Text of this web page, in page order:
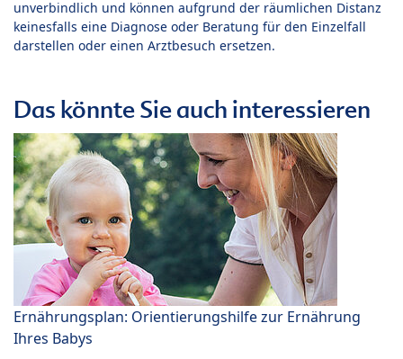
unverbindlich und können aufgrund der räumlichen Distanz
keinesfalls eine Diagnose oder Beratung für den Einzelfall
darstellen oder einen Arztbesuch ersetzen.
Das könnte Sie auch interessieren
Ernährungsplan: Orientierungshilfe zur Ernährung
Ihres Babys